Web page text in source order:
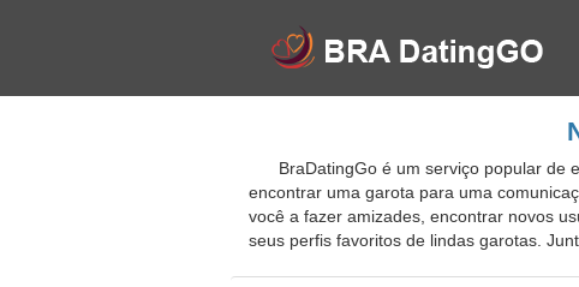
BraDatingGo é um serviço popular de
encontrar uma garota para uma
você a fazer amizades, encontrar novos
seus perfis favoritos de lindas garotas.